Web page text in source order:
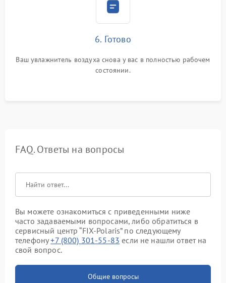
6. Готово
Ваш увлажнитель воздуха снова у вас в полностью рабочем
состоянии.
FAQ. Ответы на вопросы
Вы можете ознакомиться с приведенными ниже
часто задаваемыми вопросами, либо обратиться в
сервисный центр “FIX-Polaris” по следующему
телефону+7 (800) 301-55-83 если не нашли ответ на
свой вопрос.
Общие вопросы